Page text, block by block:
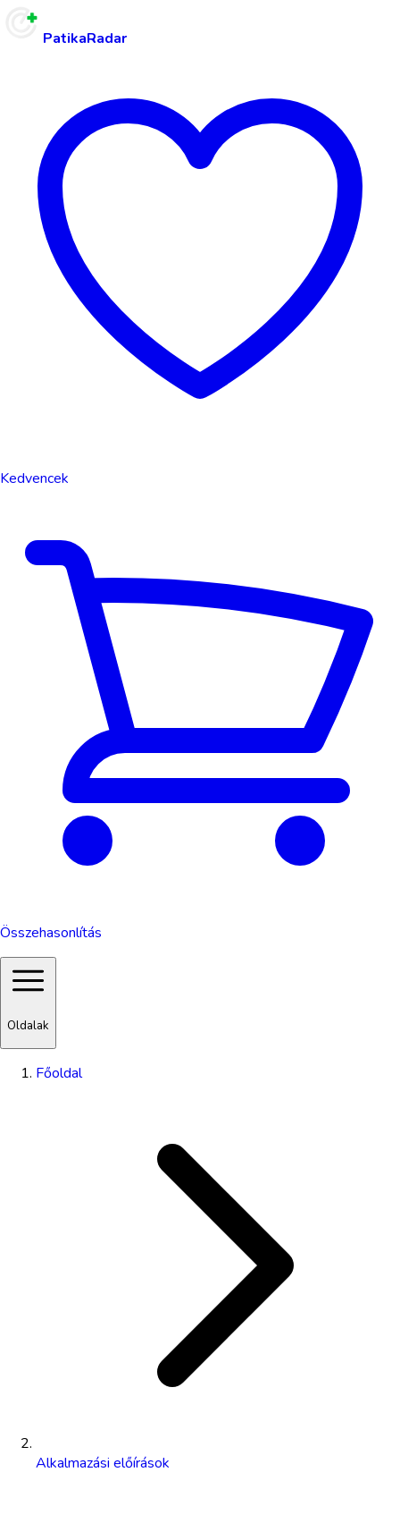
PatikaRadar
Kedvencek
Összehasonlítás
Oldalak
Főoldal
Alkalmazási előírások